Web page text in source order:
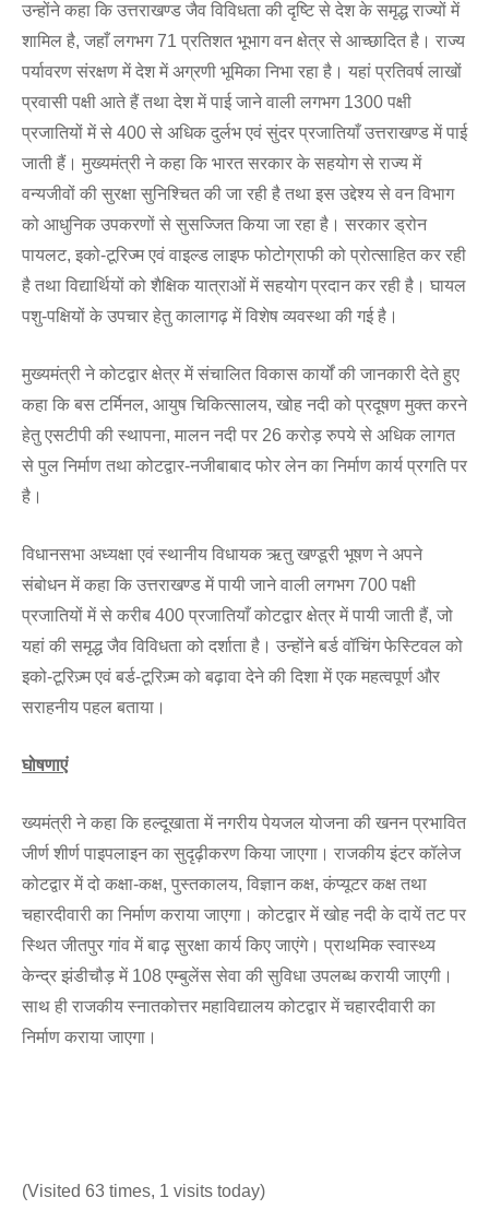
उन्होंने कहा कि उत्तराखण्ड जैव विविधता की दृष्टि से देश के समृद्ध राज्यों में
शामिल है, जहाँ लगभग 71 प्रतिशत भूभाग वन क्षेत्र से आच्छादित है। राज्य
पर्यावरण संरक्षण में देश में अग्रणी भूमिका निभा रहा है। यहां प्रतिवर्ष लाखों
प्रवासी पक्षी आते हैं तथा देश में पाई जाने वाली लगभग 1300 पक्षी
प्रजातियों में से 400 से अधिक दुर्लभ एवं सुंदर प्रजातियाँ उत्तराखण्ड में पाई
जाती हैं। मुख्यमंत्री ने कहा कि भारत सरकार के सहयोग से राज्य में
वन्यजीवों की सुरक्षा सुनिश्चित की जा रही है तथा इस उद्देश्य से वन विभाग
को आधुनिक उपकरणों से सुसज्जित किया जा रहा है। सरकार ड्रोन
पायलट, इको-टूरिज्म एवं वाइल्ड लाइफ फोटोग्राफी को प्रोत्साहित कर रही
है तथा विद्यार्थियों को शैक्षिक यात्राओं में सहयोग प्रदान कर रही है। घायल
पशु-पक्षियों के उपचार हेतु कालागढ़ में विशेष व्यवस्था की गई है।
मुख्यमंत्री ने कोटद्वार क्षेत्र में संचालित विकास कार्यों की जानकारी देते हुए
कहा कि बस टर्मिनल, आयुष चिकित्सालय, खोह नदी को प्रदूषण मुक्त करने
हेतु एसटीपी की स्थापना, मालन नदी पर 26 करोड़ रुपये से अधिक लागत
से पुल निर्माण तथा कोटद्वार-नजीबाबाद फोर लेन का निर्माण कार्य प्रगति पर
है।
विधानसभा अध्यक्षा एवं स्थानीय विधायक ऋतु खण्डूरी भूषण ने अपने
संबोधन में कहा कि उत्तराखण्ड में पायी जाने वाली लगभग 700 पक्षी
प्रजातियों में से करीब 400 प्रजातियाँ कोटद्वार क्षेत्र में पायी जाती हैं, जो
यहां की समृद्ध जैव विविधता को दर्शाता है। उन्होंने बर्ड वॉचिंग फेस्टिवल को
इको-टूरिज़्म एवं बर्ड-टूरिज़्म को बढ़ावा देने की दिशा में एक महत्वपूर्ण और
सराहनीय पहल बताया।
घोषणाएं
ख्यमंत्री ने कहा कि हल्दूखाता में नगरीय पेयजल योजना की खनन प्रभावित
जीर्ण शीर्ण पाइपलाइन का सुदृढ़ीकरण किया जाएगा। राजकीय इंटर कॉलेज
कोटद्वार में दो कक्षा-कक्ष, पुस्तकालय, विज्ञान कक्ष, कंप्यूटर कक्ष तथा
चहारदीवारी का निर्माण कराया जाएगा। कोटद्वार में खोह नदी के दायें तट पर
स्थित जीतपुर गांव में बाढ़ सुरक्षा कार्य किए जाएंगे। प्राथमिक स्वास्थ्य
केन्द्र झंडीचौड़ में 108 एम्बुलेंस सेवा की सुविधा उपलब्ध करायी जाएगी।
साथ ही राजकीय स्नातकोत्तर महाविद्यालय कोटद्वार में चहारदीवारी का
निर्माण कराया जाएगा।
(Visited 63 times, 1 visits today)